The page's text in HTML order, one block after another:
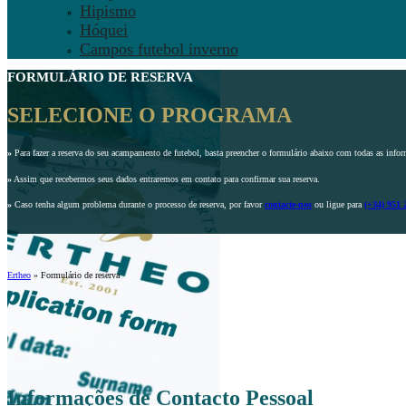
Hipismo
Hóquei
Campos futebol inverno
FORMULÁRIO DE RESERVA
SELECIONE O PROGRAMA
» Para fazer a reserva do seu acampamento de futebol, basta preencher o formulário abaixo com todas as
» Assim que recebermos seus dados entraremos em contato para confirmar sua reserva.
» Caso tenha algum problema durante o processo de reserva, por favorcontacte-nos ou ligue para (+34) 951
Ertheo » Formulário de reserva
Informações de Contacto Pessoal